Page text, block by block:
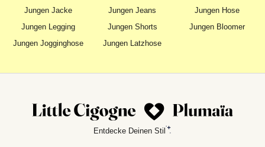
Jungen Jacke
Jungen Jeans
Jungen Hose
Jungen Legging
Jungen Shorts
Jungen Bloomer
Jungen Jogginghose
Jungen Latzhose
Entdecke Deinen Stil